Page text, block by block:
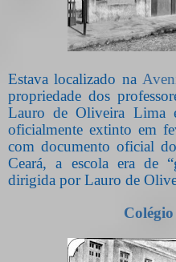
Estava localizado na
propriedade dos
Lauro de Oliveira Lima
oficialmente extinto em
com documento oficial
Ceará, a escola era de
dirigida por Lauro de
Colégio